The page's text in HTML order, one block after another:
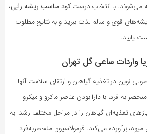
می‌شوند. با انتخاب درست کود مناسب ریشه زایی،
ریشه‌های قوی و سالم لذت ببرید و به نتایج مطلوب
یابید.
محصولی نوین در تغذیه گیاهان و ارتقای سلامت آنها
به فرد، با دارا بودن عناصر ماکرو و میکرو
تغذیه‌ای گیاهان را در مراحل مختلف رشد، به
برآورده می‌کند. فرمولاسیون منحصربه‌فرد